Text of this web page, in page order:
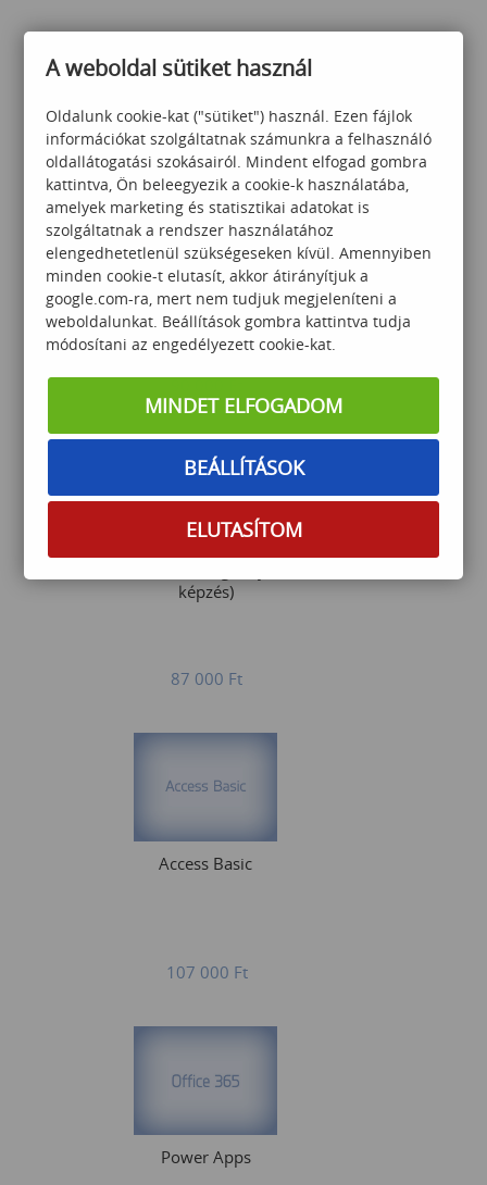
PowerBI alap
képzés)
87 000 Ft
Access Basic
107 000 Ft
Power Apps
A weboldal sütiket használ
Oldalunk cookie-kat ("sütiket") használ. Ezen fájlok
információkat szolgáltatnak számunkra a felhasználó
oldallátogatási szokásairól. Mindent elfogad gombra
kattintva, Ön beleegyezik a cookie-k használatába,
amelyek marketing és statisztikai adatokat is
szolgáltatnak a rendszer használatához
elengedhetetlenül szükségeseken kívül. Amennyiben
minden cookie-t elutasít, akkor átirányítjuk a
google.com-ra, mert nem tudjuk megjeleníteni a
weboldalunkat. Beállítások gombra kattintva tudja
módosítani az engedélyezett cookie-kat.
MINDET ELFOGADOM
BEÁLLÍTÁSOK
ELUTASÍTOM